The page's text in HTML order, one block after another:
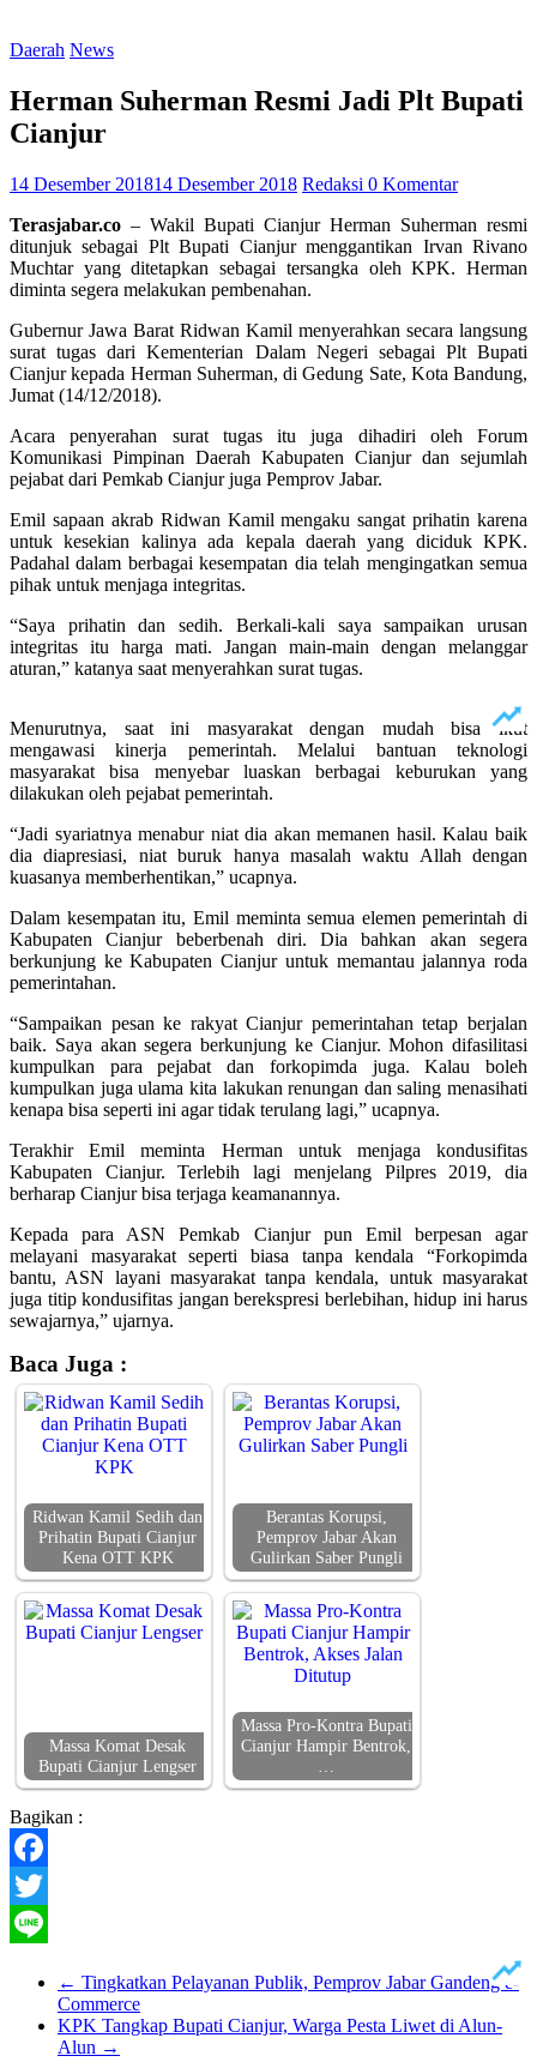
Daerah News
Herman Suherman Resmi Jadi Plt Bupati
Cianjur
14 Desember 201814 Desember 2018 Redaksi 0 Komentar
Terasjabar.co – Wakil Bupati Cianjur Herman Suherman resmi
ditunjuk sebagai Plt Bupati Cianjur menggantikan Irvan Rivano
Muchtar yang ditetapkan sebagai tersangka oleh KPK. Herman
diminta segera melakukan pembenahan.
Gubernur Jawa Barat Ridwan Kamil menyerahkan secara langsung
surat tugas dari Kementerian Dalam Negeri sebagai Plt Bupati
Cianjur kepada Herman Suherman, di Gedung Sate, Kota Bandung,
Jumat (14/12/2018).
Acara penyerahan surat tugas itu juga dihadiri oleh Forum
Komunikasi Pimpinan Daerah Kabupaten Cianjur dan sejumlah
pejabat dari Pemkab Cianjur juga Pemprov Jabar.
Emil sapaan akrab Ridwan Kamil mengaku sangat prihatin karena
untuk kesekian kalinya ada kepala daerah yang diciduk KPK.
Padahal dalam berbagai kesempatan dia telah mengingatkan semua
pihak untuk menjaga integritas.
“Saya prihatin dan sedih. Berkali-kali saya sampaikan urusan
integritas itu harga mati. Jangan main-main dengan melanggar
aturan,” katanya saat menyerahkan surat tugas.
Menurutnya, saat ini masyarakat dengan mudah bisa ikut
mengawasi kinerja pemerintah. Melalui bantuan teknologi
masyarakat bisa menyebar luaskan berbagai keburukan yang
dilakukan oleh pejabat pemerintah.
“Jadi syariatnya menabur niat dia akan memanen hasil. Kalau baik
dia diapresiasi, niat buruk hanya masalah waktu Allah dengan
kuasanya memberhentikan,” ucapnya.
Dalam kesempatan itu, Emil meminta semua elemen pemerintah di
Kabupaten Cianjur beberbenah diri. Dia bahkan akan segera
berkunjung ke Kabupaten Cianjur untuk memantau jalannya roda
pemerintahan.
“Sampaikan pesan ke rakyat Cianjur pemerintahan tetap berjalan
baik. Saya akan segera berkunjung ke Cianjur. Mohon difasilitasi
kumpulkan para pejabat dan forkopimda juga. Kalau boleh
kumpulkan juga ulama kita lakukan renungan dan saling menasihati
kenapa bisa seperti ini agar tidak terulang lagi,” ucapnya.
Terakhir Emil meminta Herman untuk menjaga kondusifitas
Kabupaten Cianjur. Terlebih lagi menjelang Pilpres 2019, dia
berharap Cianjur bisa terjaga keamanannya.
Kepada para ASN Pemkab Cianjur pun Emil berpesan agar
melayani masyarakat seperti biasa tanpa kendala “Forkopimda
bantu, ASN layani masyarakat tanpa kendala, untuk masyarakat
juga titip kondusifitas jangan berekspresi berlebihan, hidup ini harus
sewajarnya,” ujarnya.
Baca Juga :
Ridwan Kamil Sedih dan
Prihatin Bupati Cianjur
Kena OTT KPK
Berantas Korupsi,
Pemprov Jabar Akan
Gulirkan Saber Pungli
Massa Komat Desak
Bupati Cianjur Lengser
Massa Pro-Kontra Bupati
Cianjur Hampir Bentrok,
…
Bagikan :
Facebook
Twitter
← Tingkatkan Pelayanan Publik, Pemprov Jabar Gandeng e-
Commerce
KPK Tangkap Bupati Cianjur, Warga Pesta Liwet di Alun-
Alun →